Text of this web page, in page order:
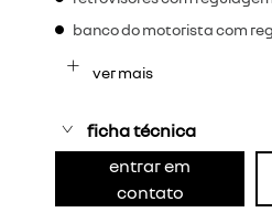
banco do motorista com
ver mais
ficha técnica
entrar em
contato